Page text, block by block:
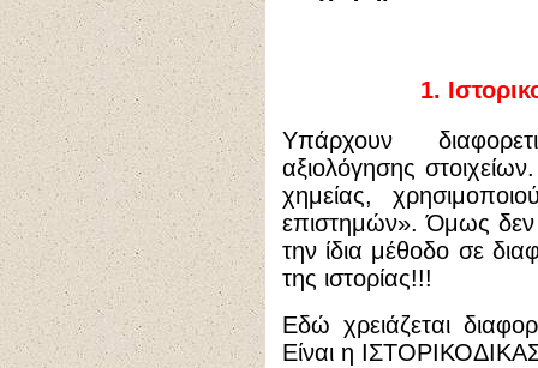
1.
Υπάρχουν
αξιολόγησης
χημείας,
επιστημών». Όμως
την ίδια μέθοδο σε
της ιστορίας!!!
Εδώ χρειάζεται
Είναι η